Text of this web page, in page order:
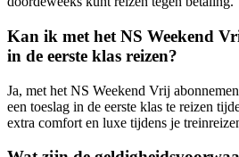
Kan ik met het NS Weekend
in de eerste klas reizen?
Ja, met het NS Weekend Vrij
een toeslag in de eerste klas te reizen
extra comfort en luxe tijdens je